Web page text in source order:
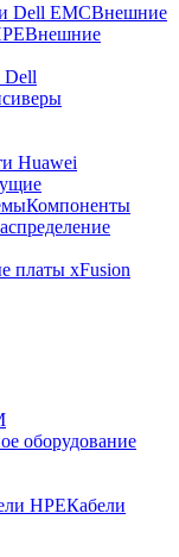
Dell EMCВнешние
Внешние
Dell
Huawei
Компоненты
платы xFusion
оборудование
HPEКабели